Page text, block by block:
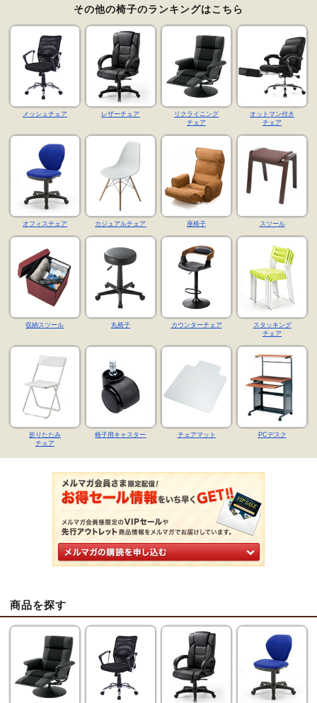
その他の椅子のランキングはこちら
メッシュチェア レザーチェア
リクライニング
チェア
オットマン付き
チェア
オフィスチェア カジュアルチェア 座椅子 スツール
収納スツール 丸椅子 カウンターチェア
スタッキング
チェア
折りたたみ
チェア
椅子用キャスター チェアマット PCデスク
商品を探す